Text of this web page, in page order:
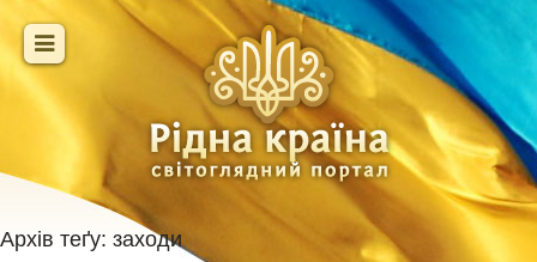
Архів теґу: заходи